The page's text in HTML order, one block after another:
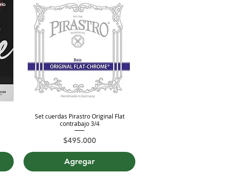
Vista rápida
Set cuerdas Pirastro Original Flat
contrabajo 3/4
Precio
$495.000
Agregar